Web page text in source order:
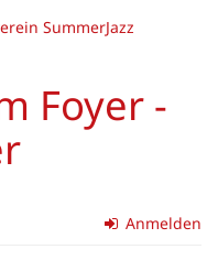
SummerJazz
Foyer -
Anmelden